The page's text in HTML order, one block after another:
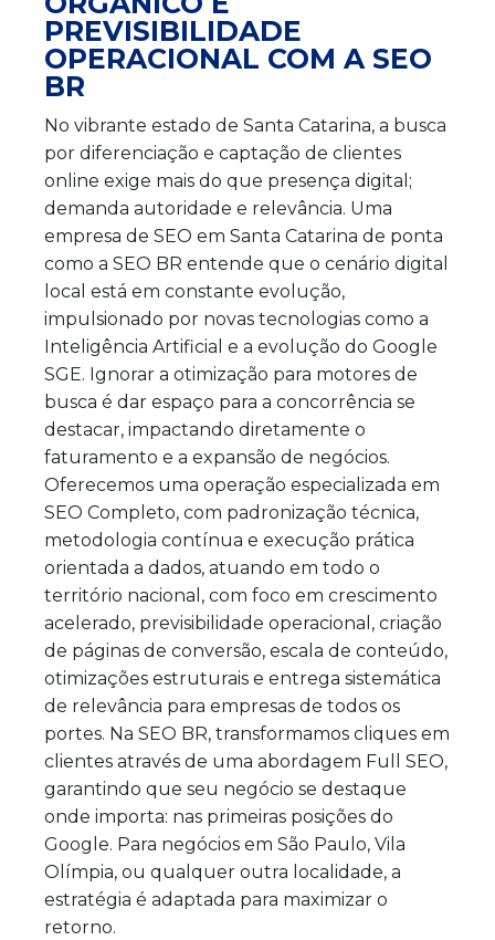
PREVISIBILIDADE
OPERACIONAL COM A SEO
BR
No vibrante estado de Santa Catarina, a busca
por diferenciação e captação de clientes
online exige mais do que presença digital;
demanda autoridade e relevância. Uma
empresa de SEO em Santa Catarina de ponta
como a SEO BR entende que o cenário digital
local está em constante evolução,
impulsionado por novas tecnologias como a
Inteligência Artificial e a evolução do Google
SGE. Ignorar a otimização para motores de
busca é dar espaço para a concorrência se
destacar, impactando diretamente o
faturamento e a expansão de negócios.
Oferecemos uma operação especializada em
SEO Completo, com padronização técnica,
metodologia contínua e execução prática
orientada a dados, atuando em todo o
território nacional, com foco em crescimento
acelerado, previsibilidade operacional, criação
de páginas de conversão, escala de conteúdo,
otimizações estruturais e entrega sistemática
de relevância para empresas de todos os
portes. Na SEO BR, transformamos cliques em
clientes através de uma abordagem Full SEO,
garantindo que seu negócio se destaque
onde importa: nas primeiras posições do
Google. Para negócios em São Paulo, Vila
Olímpia, ou qualquer outra localidade, a
estratégia é adaptada para maximizar o
retorno.